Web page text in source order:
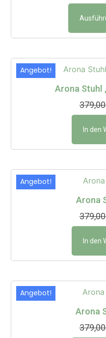
Angebot!
Arona Stuhl
In den
Angebot!
Arona
In den
Angebot!
Arona